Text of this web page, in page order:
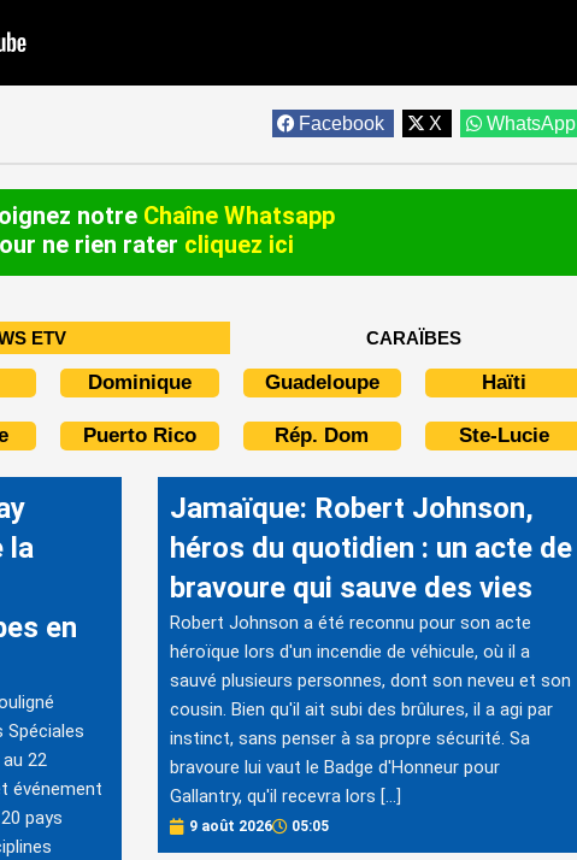
Facebook X WhatsApp
notre Chaîne Whatsapp
ne rien rater cliquez ici
ETV CARAÏBES
Dominique Guadeloupe Haïti
Puerto Rico Rép. Dom Ste-Lucie
la
en
Spéciales
22
événement
pays
Jamaïque: Robert Johnson,
héros du quotidien : un acte de
bravoure qui sauve des vies
Robert Johnson a été reconnu pour son acte
héroïque lors d'un incendie de véhicule, où il a
sauvé plusieurs personnes, dont son neveu et son
cousin. Bien qu'il ait subi des brûlures, il a agi par
instinct, sans penser à sa propre sécurité. Sa
bravoure lui vaut le Badge d'Honneur pour
Gallantry, qu'il recevra lors […]
9 août 2026 05:05